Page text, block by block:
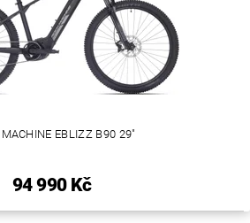
MACHINE EBLIZZ B90 29"
94 990 Kč